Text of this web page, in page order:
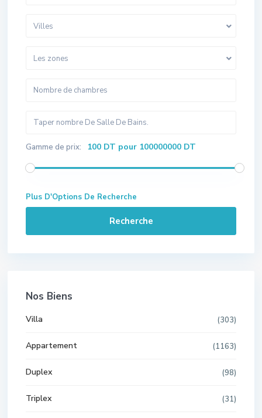
Villes
Les zones
Gamme de prix: 100 DT pour 100000000 DT
Plus D'Options De Recherche
Recherche
Nos Biens
Villa (303)
Appartement (1163)
Duplex (98)
Triplex (31)